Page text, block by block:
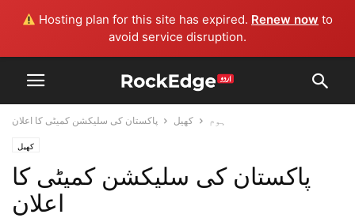
Hosting plan for this site has expired. Renew now to
avoid service disruption.
ہوم کھیل پاکستان کی سلیکشن کمیٹی کا اعلان
کھیل
پاکستان کی سلیکشن کمیٹی کا
اعلان